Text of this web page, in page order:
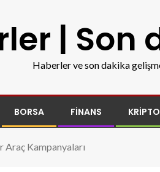
| Son
Haberler ve son dakika
BORSA FINANS KRIPTO
Araç Kampanyaları